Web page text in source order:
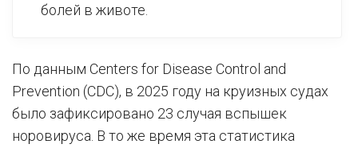
болей в животе.
По данным Centers for Disease Control and
Prevention (CDC), в 2025 году на круизных судах
было зафиксировано 23 случая вспышек
норовируса. В то же время эта статистика